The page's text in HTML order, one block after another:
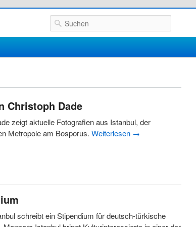
Suchen
Christoph Dade
zeigt aktuelle Fotografien aus Istanbul, der
Metropole am Bosporus. Weiterlesen →
schreibt ein Stipendium für deutsch-türkische